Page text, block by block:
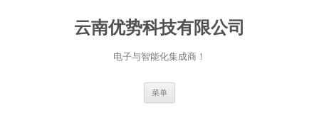
云南优势科技有限公司
电子与智能化集成商！
菜单